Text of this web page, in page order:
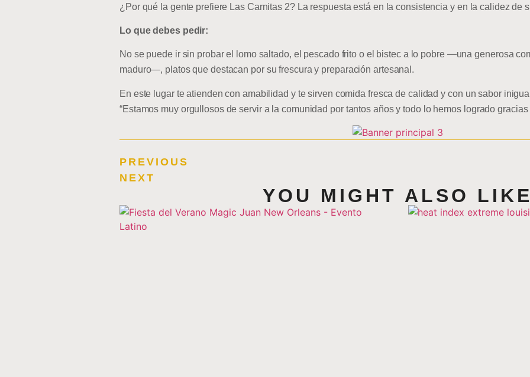
¿Por qué la gente prefiere Las Carnitas 2? La respuesta está en la consistencia y en la calidez de
Lo que debes pedir:
No se puede ir sin probar el lomo saltado, el pescado frito o el bistec a lo pobre —una generosa
maduro—, platos que destacan por su frescura y preparación artesanal.
En este lugar te atienden con amabilidad y te sirven comida fresca de calidad y con un sabor
“Estamos muy orgullosos de servir a la comunidad por tantos años y todo lo hemos logrado gracias
PREVIOUS
NEXT
YOU MIGHT ALSO